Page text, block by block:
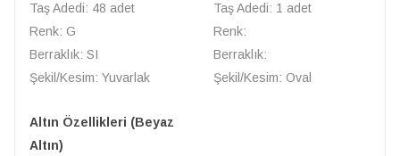
Taş Adedi: 48 adet
Renk: G
Berraklık: SI
Şekil/Kesim: Yuvarlak
Taş Adedi: 1 adet
Renk:
Berraklık:
Şekil/Kesim: Oval
Altın Özellikleri (Beyaz
Altın)